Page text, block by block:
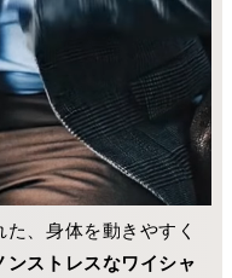
た、身体を動きやすく
ンストレスなワイシャ